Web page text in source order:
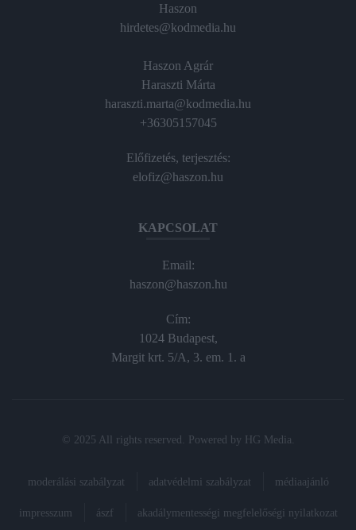
Haszon
hirdetes@kodmedia.hu
Haszon Agrár
Haraszti Márta
haraszti.marta@kodmedia.hu
+36305157045
Előfizetés, terjesztés:
elofiz@haszon.hu
KAPCSOLAT
Email:
haszon@haszon.hu
Cím:
1024 Budapest,
Margit krt. 5/A, 3. em. 1. a
© 2025 All rights reserved. Powered by HG Media
moderálási szabályzat adatvédelmi szabályzat médiaajánló
impresszum ászf akadálymentességi megfelelőségi nyilatkozat